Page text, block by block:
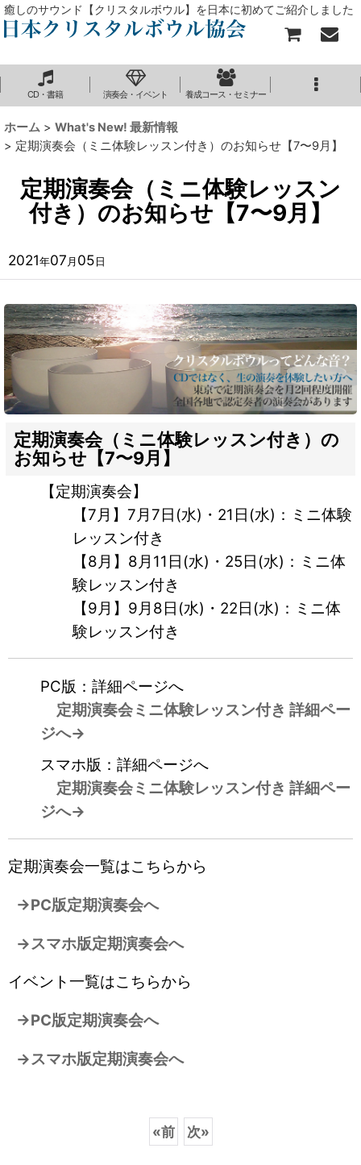
癒しのサウンド【クリスタルボウル】を日本に初めてご紹介しました
CD・書籍 演奏会・イベント 養成コース・セミナー
ホーム > What's New! 最新情報
> 定期演奏会（ミニ体験レッスン付き）のお知らせ【7〜9月】
定期演奏会（ミニ体験レッスン
付き）のお知らせ【7〜9月】
2021年07 月05日
定期演奏会（ミニ体験レッスン付き）の
お知らせ【7〜9月】
【定期演奏会】
【7月】7月7日(水)・21日(水)：ミニ体験
レッスン付き
【8月】8月11日(水)・25日(水)：ミニ体
験レッスン付き
【9月】9月8日(水)・22日(水)：ミニ体
験レッスン付き
PC版：詳細ページへ
定期演奏会ミニ体験レッスン付き 詳細ペー
ジへ→
スマホ版：詳細ページへ
定期演奏会ミニ体験レッスン付き 詳細ペー
ジへ→
定期演奏会一覧はこちらから
→PC版定期演奏会へ
→スマホ版定期演奏会へ
イベント一覧はこちらから
→PC版定期演奏会へ
→スマホ版定期演奏会へ
«前 次»